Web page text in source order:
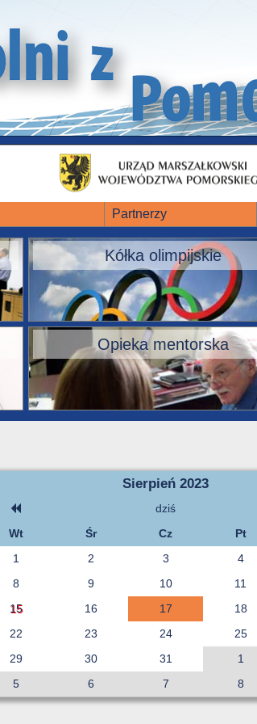
Partnerzy
Kółka olimpijskie
Opieka mentorska
Sierpień 2023
dziś
Wt Śr Cz Pt
1 2 3 4
8 9 10 11
15 16 17 18
22 23 24 25
29 30 31 1
5 6 7 8